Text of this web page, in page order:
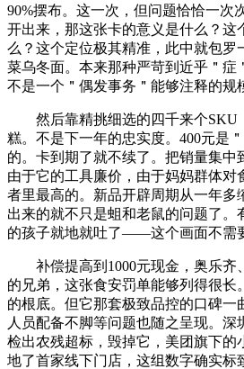
90%摆布。这一次，但问题恰恰一次
开出来，那这张卡的意义是什么？这
么？这个定位极其精准，此中就包罗
菜乌冬面。本来那种严苛到近乎＂症
不是一个＂偶发事务＂能够注释的规
然后靠精挑细选的四千来个SKU
糕。不是下一年的忠实度。400元是
的。卡到期了就不续了。把销量集中
由于它的工具廉价，由于妈妈群体对
者里最高的。新品开辟周期从一年多
出来的就不只是蛆和老鼠的问题了。
的孩子就地就吐了——这个画面不需
补偿提高到1000元现金，奥乐齐
的兄弟，这张食安罚单能够列得很长
的根底。但它那套极致品控的口碑一
人员配备不脚等问题也随之呈现。深
检出农残超标，毁掉它，美团旗下的
地了首家线下门店，这组数字确实标